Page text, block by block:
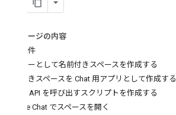
このページの内容
前提条件
ユーザーとして名前付きスペースを作成する
名前付きスペースを Chat 用アプリとして作成する
Chat API を呼び出すスクリプトを作成する
Google Chat でスペースを開く